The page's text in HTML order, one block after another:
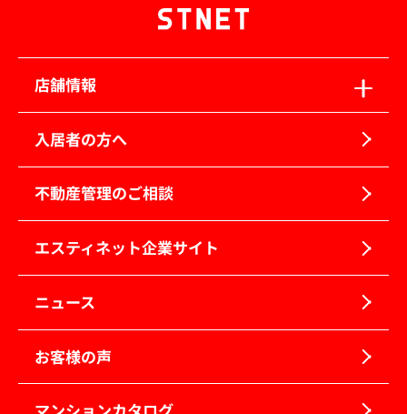
店舗情報
入居者の方へ
不動産管理のご相談
エスティネット企業サイト
ニュース
お客様の声